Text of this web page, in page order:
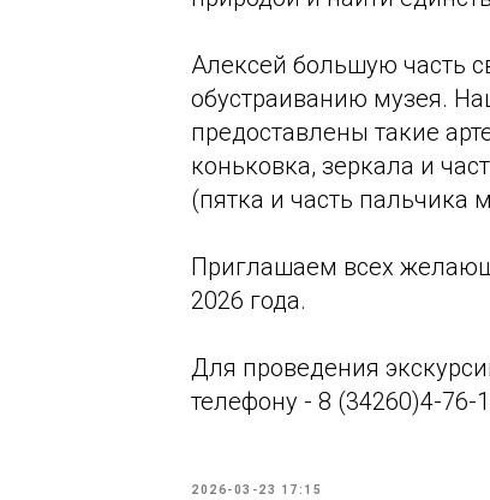
Алексей большую часть
обустраиванию музея.
предоставлены такие
коньковка, зеркала и
(пятка и часть пальчика
Приглашаем всех
2026 года.
Для проведения
телефону - 8 (34260)4-76-
2026-03-23 17:15